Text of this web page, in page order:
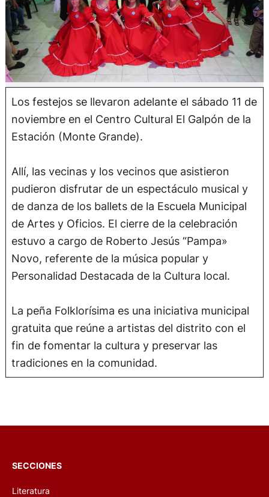
Los festejos se llevaron adelante el sábado 11 de
noviembre en el Centro Cultural El Galpón de la
Estación (Monte Grande).
Allí, las vecinas y los vecinos que asistieron
pudieron disfrutar de un espectáculo musical y
de danza de los ballets de la Escuela Municipal
de Artes y Oficios. El cierre de la celebración
estuvo a cargo de Roberto Jesús “Pampa»
Novo, referente de la música popular y
Personalidad Destacada de la Cultura local.
La peña Folklorísima es una iniciativa municipal
gratuita que reúne a artistas del distrito con el
fin de fomentar la cultura y preservar las
tradiciones en la comunidad.
SECCIONES
Literatura